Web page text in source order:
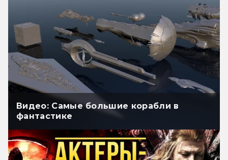
Видео: Самые большие корабли в
фантастике